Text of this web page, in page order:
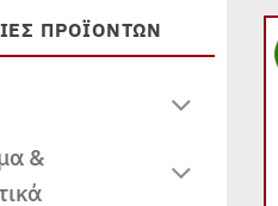
ΠΡΟΪΟΝΤΩΝ
&